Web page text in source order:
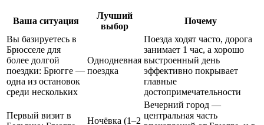
Ваша ситуация
Лучший
выбор
Почему
Вы базируетесь в
Брюсселе для
более долгой
поездки: Брюгге —
одна из остановок
среди нескольких
Однодневная
поездка
Поезда ходят часто, дорога
занимает 1 час, а хорошо
выстроенный день
эффективно покрывает
главные
достопримечательности
Первый визит в
Ночёвка (1–2
Вечерний город —
центральная часть